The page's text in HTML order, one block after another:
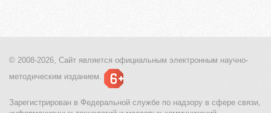
© 2008-2026, Сайт является официальным электронным научно-
методическим изданием.
Зарегистрирован в Федеральной службе по надзору в сфере связи,